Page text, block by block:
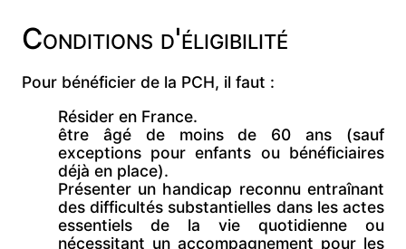
Conditions d'éligibilité
Pour bénéficier de la PCH, il faut :
Résider en France.
être âgé de moins de 60 ans (sauf
exceptions pour enfants ou bénéficiaires
déjà en place).
Présenter un handicap reconnu entraînant
des difficultés substantielles dans les actes
essentiels de la vie quotidienne ou
nécessitant un accompagnement pour les